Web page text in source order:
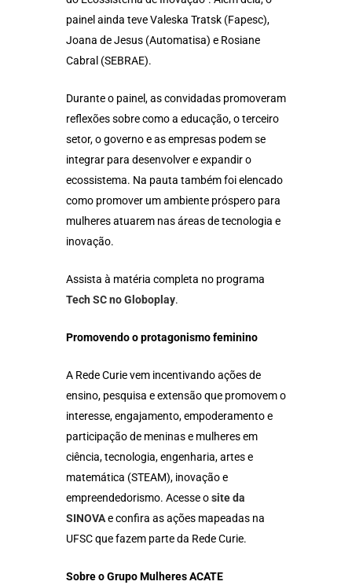
painel ainda teve Valeska Tratsk (Fapesc),
Joana de Jesus (Automatisa) e Rosiane
Cabral (SEBRAE).
Durante o painel, as convidadas promoveram
reflexões sobre como a educação, o terceiro
setor, o governo e as empresas podem se
integrar para desenvolver e expandir o
ecossistema. Na pauta também foi elencado
como promover um ambiente próspero para
mulheres atuarem nas áreas de tecnologia e
inovação.
Assista à matéria completa no programa
Tech SC no Globoplay.
Promovendo o protagonismo feminino
A Rede Curie vem incentivando ações de
ensino, pesquisa e extensão que promovem o
interesse, engajamento, empoderamento e
participação de meninas e mulheres em
ciência, tecnologia, engenharia, artes e
matemática (STEAM), inovação e
empreendedorismo. Acesse osite da
SINOVAe confira as ações mapeadas na
UFSC que fazem parte da Rede Curie.
Sobre o Grupo Mulheres ACATE